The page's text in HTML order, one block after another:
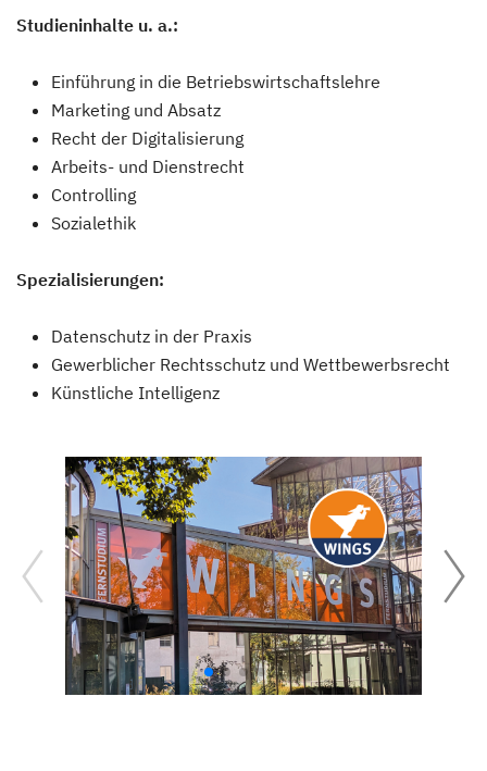
Studieninhalte u. a.:
Einführung in die Betriebswirtschaftslehre
Marketing und Absatz
Recht der Digitalisierung
Arbeits- und Dienstrecht
Controlling
Sozialethik
Spezialisierungen:
Datenschutz in der Praxis
Gewerblicher Rechtsschutz und Wettbewerbsrecht
Künstliche Intelligenz